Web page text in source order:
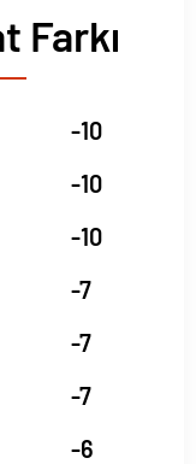
Farkı
-10
-10
-10
-7
-7
-7
-6